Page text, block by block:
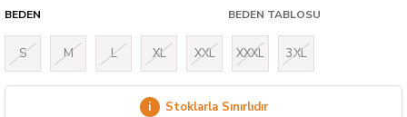
BEDEN BEDEN TABLOSU
S M L XL XXL XXXL 3XL
i Stoklarla Sınırlıdır